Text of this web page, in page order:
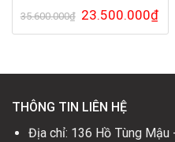
35.600.000₫ Giá
gốc
là:
23.500.000₫Giá
hiện
tại
THÔNG TIN LIÊN HỆ
Địa chỉ: 136 Hồ Tùng